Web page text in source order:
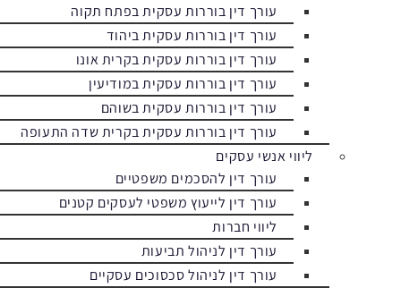
עורך דין בוררות עסקית בפתח תקוה
עורך דין בוררות עסקית ביהוד
עורך דין בוררות עסקית בקרית אונו
עורך דין בוררות עסקית במודיעין
עורך דין בוררות עסקית בשוהם
עורך דין בוררות עסקית בקרית שדה התעופה
ליווי אנשי עסקים
עורך דין להסכמים משפטיים
עורך דין לייעוץ משפטי לעסקים קטנים
ליווי חברות
עורך דין לניהול תביעות
עורך דין לניהול סכסוכים עסקיים